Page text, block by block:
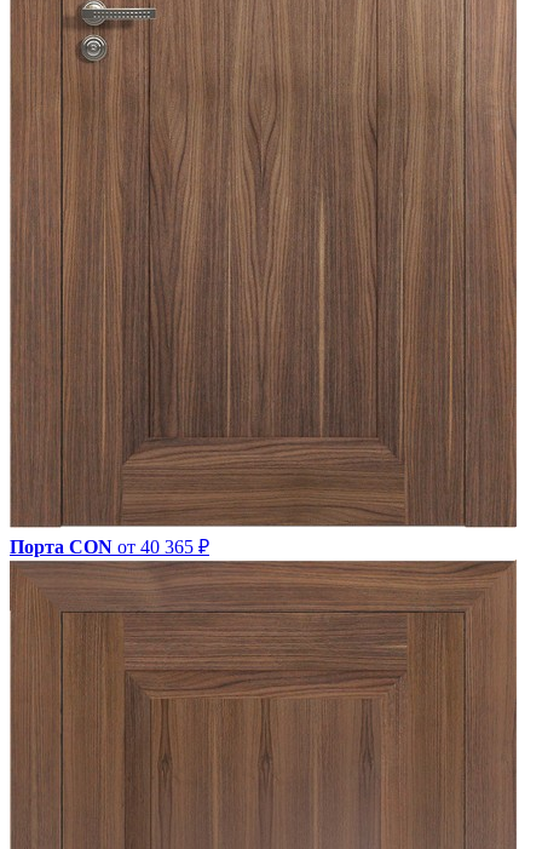
Порта CON от 40 365 ₽